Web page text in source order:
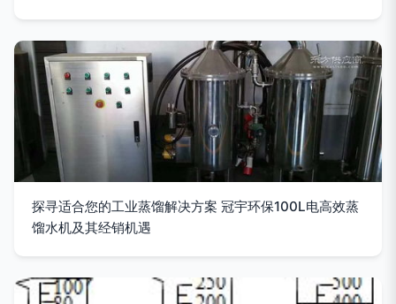
探寻适合您的工业蒸馏解决方案 冠宇环保100L电高效蒸
馏水机及其经销机遇